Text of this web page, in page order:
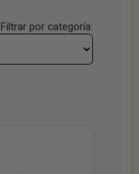
Filtrar por categoría: